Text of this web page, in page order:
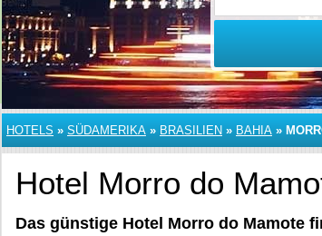
HOTELS » SÜDAMERIKA » BRASILIEN » BAHIA »
Hotel Morro do
Das günstige Hotel Morro do Mamote